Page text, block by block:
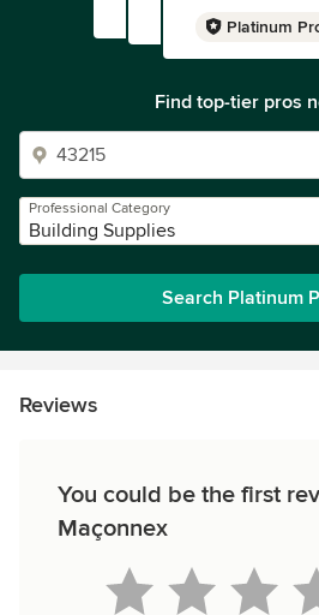
Platinum
Find top-tier pros
Professional Category
Building Supplies
Search Platinum
Reviews
You could be the first
Maçonnex